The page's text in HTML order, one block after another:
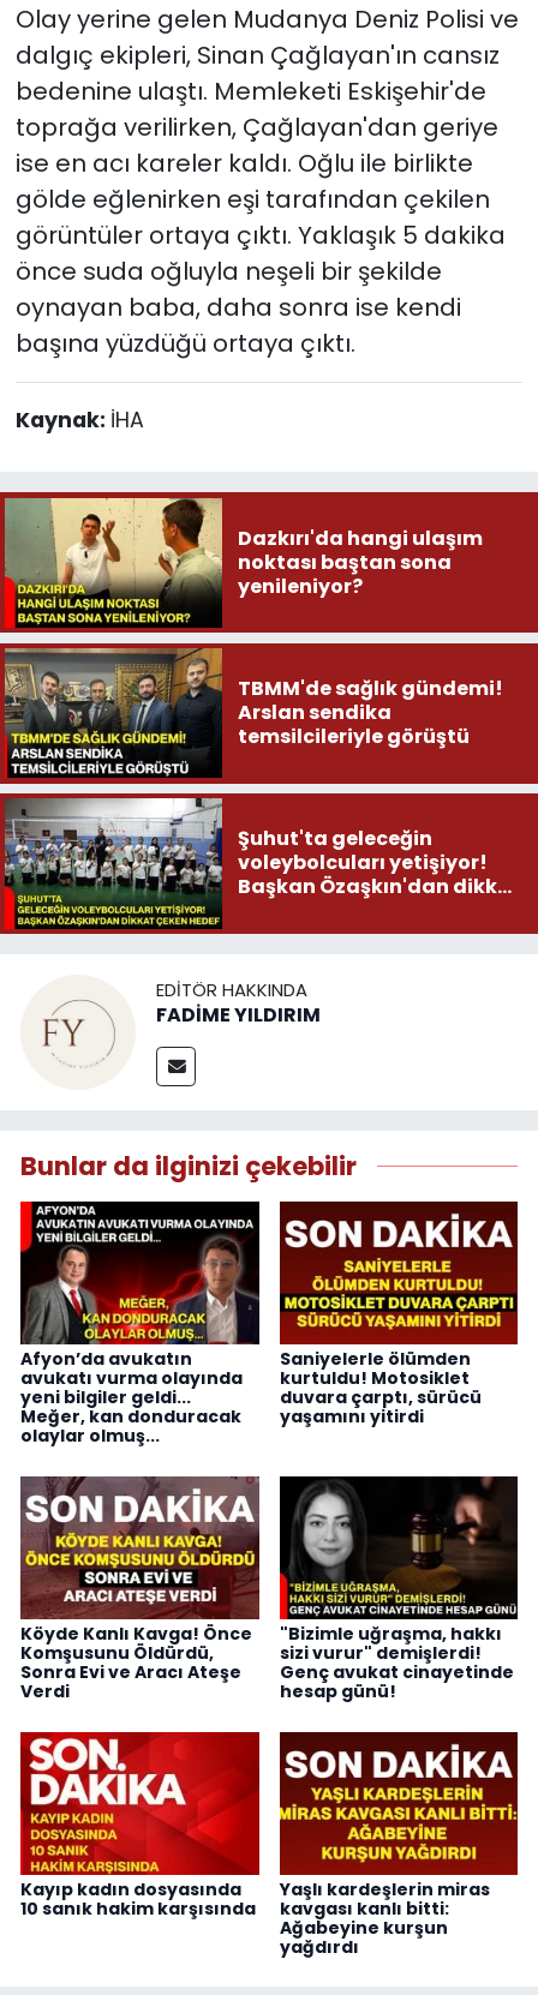
Olay yerine gelen Mudanya Deniz Polisi ve
dalgıç ekipleri, Sinan Çağlayan'ın cansız
bedenine ulaştı. Memleketi Eskişehir'de
toprağa verilirken, Çağlayan'dan geriye
ise en acı kareler kaldı. Oğlu ile birlikte
gölde eğlenirken eşi tarafından çekilen
görüntüler ortaya çıktı. Yaklaşık 5 dakika
önce suda oğluyla neşeli bir şekilde
oynayan baba, daha sonra ise kendi
başına yüzdüğü ortaya çıktı.
Kaynak: İHA
Dazkırı'da hangi ulaşım
noktası baştan sona
yenileniyor?
TBMM'de sağlık gündemi!
Arslan sendika
temsilcileriyle görüştü
Şuhut'ta geleceğin
voleybolcuları yetişiyor!
Başkan Özaşkın'dan dikkat
EDITÖR HAKKINDA
FADİME YILDIRIM
Bunlar da ilginizi çekebilir
Afyon’da avukatın
avukatı vurma olayında
yeni bilgiler geldi...
Meğer, kan donduracak
olaylar olmuş...
Saniyelerle ölümden
kurtuldu! Motosiklet
duvara çarptı, sürücü
yaşamını yitirdi
Köyde Kanlı Kavga! Önce
Komşusunu Öldürdü,
Sonra Evi ve Aracı Ateşe
Verdi
"Bizimle uğraşma, hakkı
sizi vurur" demişlerdi!
Genç avukat cinayetinde
hesap günü!
Kayıp kadın dosyasında
10 sanık hakim karşısında
Yaşlı kardeşlerin miras
kavgası kanlı bitti:
Ağabeyine kurşun
yağdırdı